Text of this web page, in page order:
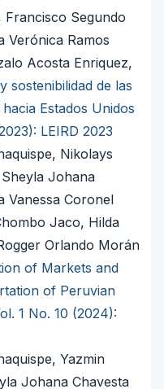
Segundo
Verónica Ramos
Acosta Enriquez,
sostenibilidad de las
Estados Unidos
LEIRD 2023
Nikolays
Johana
Vanessa Coronel
Jaco, Hilda
Orlando Morán
of Markets and
of Peruvian
1 No. 10 (2024):
Yazmin
Johana Chavesta